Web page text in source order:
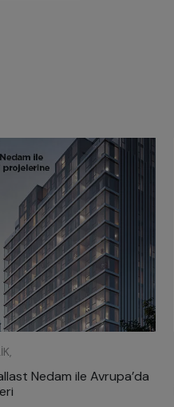
Nedam ile Avrupa’da